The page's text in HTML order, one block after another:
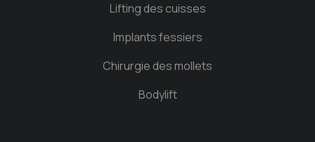
Lifting des cuisses
Implants fessiers
Chirurgie des mollets
Bodylift